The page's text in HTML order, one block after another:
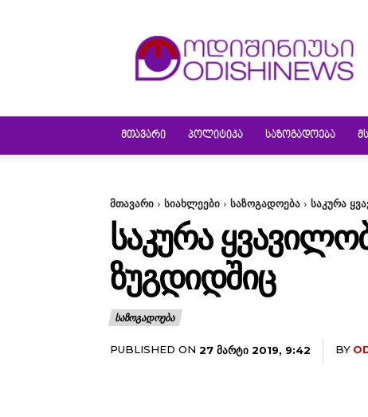
ᲛᲗᲐᲕᲐᲠᲘ ᲞᲝᲚᲘᲢᲘᲙᲐ ᲡᲐᲖᲝᲒᲐᲓᲝᲔᲑᲐ
მთავარი სიახლეები საზოგადოება საკურა
ᲡᲐᲙᲣᲠᲐ
ᲖᲣᲒᲓᲘᲓᲨᲘᲪ
ᲡᲐᲖᲝᲒᲐᲓᲝᲔᲑᲐ
PUBLISHED ON 27 ᲛᲐᲠᲢᲘ 2019, 9:42 BY